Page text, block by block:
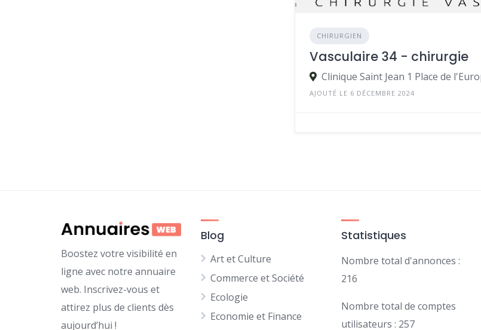
CHIRURGIEN
Vasculaire 34 - chirurgie
AJOUTÉ LE 6 DÉCEMBRE 2024
Boostez votre visibilité en
ligne avec notre annuaire
web. Inscrivez-vous et
attirez plus de clients dès
aujourd’hui !
Blog
Art et Culture
Commerce et Société
Ecologie
Economie et Finance
Statistiques
Nombre total d'annonces :
216
Nombre total de comptes
utilisateurs : 257